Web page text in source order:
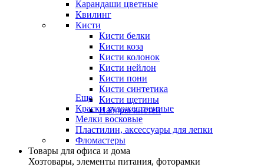
Карандаши цветные
Квилинг
Кисти
Кисти белки
Кисти коза
Кисти колонок
Кисти нейлон
Кисти пони
Кисти синтетика
Кисти щетины
Наборы кистей
Еще
Краски художественные
Мелки восковые
Пластилин, аксессуары для лепки
Фломастеры
Товары для офиса и дома
Хозтовары, элементы питания, фоторамки